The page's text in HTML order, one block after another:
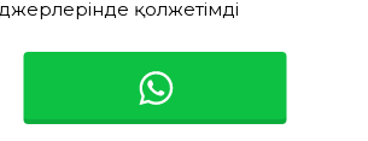
қолжетімді